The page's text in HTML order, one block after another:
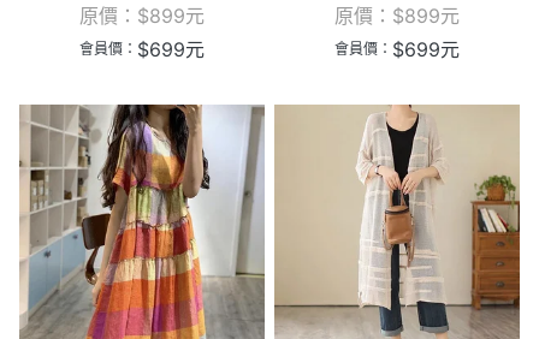
原價： $899元
會員價： $699元
原價： $899元
會員價： $699元